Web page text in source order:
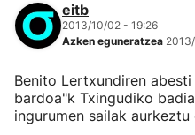
eitb
2013/10/02 - 19:26
Azken eguneratzea
Benito Lertxundiren
bardoa"k Txingudiko
ingurumen sailak aurkeztu